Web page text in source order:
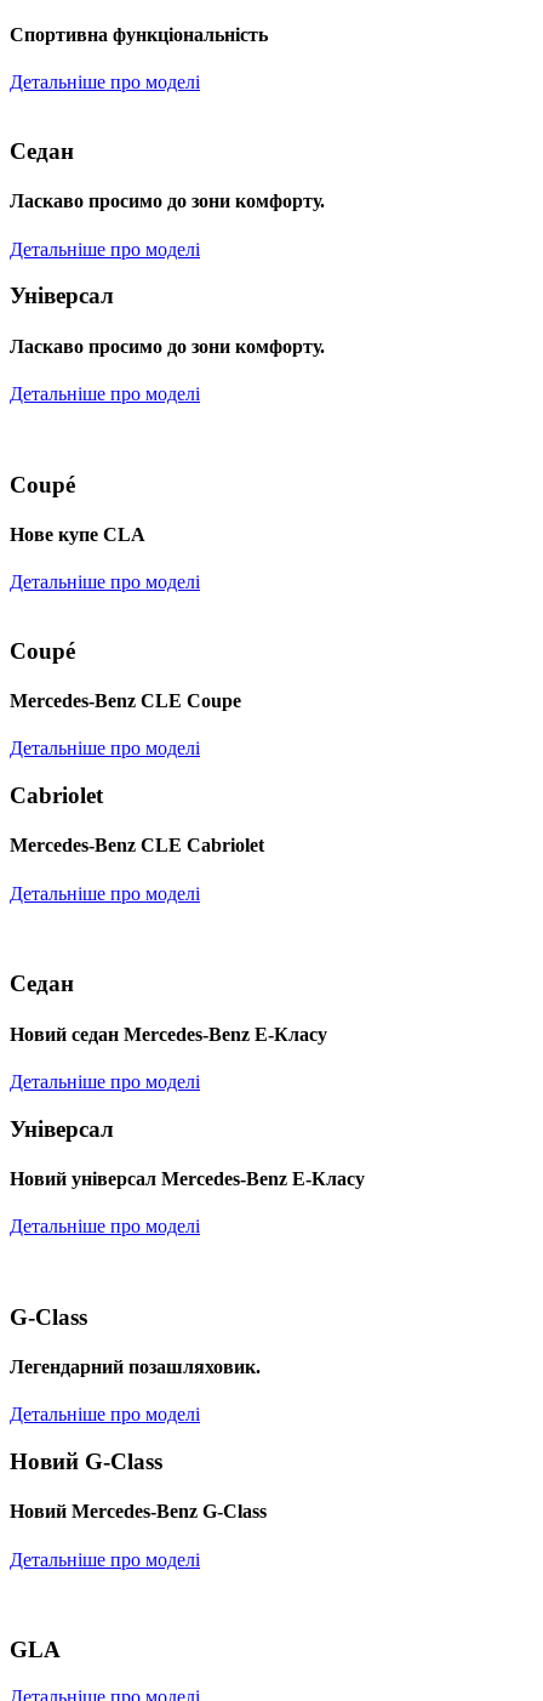
Спортивна функціональність
Детальніше про моделі
Седан
Ласкаво просимо до зони комфорту.
Детальніше про моделі
Універсал
Ласкаво просимо до зони комфорту.
Детальніше про моделі
Coupé
Нове купе CLA
Детальніше про моделі
Coupé
Mercedes-Benz CLE Coupe
Детальніше про моделі
Cabriolet
Mercedes-Benz CLE Cabriolet
Детальніше про моделі
Седан
Новий седан Mercedes-Benz Е-Класу
Детальніше про моделі
Універсал
Новий універсал Mercedes-Benz E-Класу
Детальніше про моделі
G-Class
Легендарний позашляховик.
Детальніше про моделі
Новий G-Class
Новий Mercedes-Benz G-Class
Детальніше про моделі
GLA
Детальніше про моделі